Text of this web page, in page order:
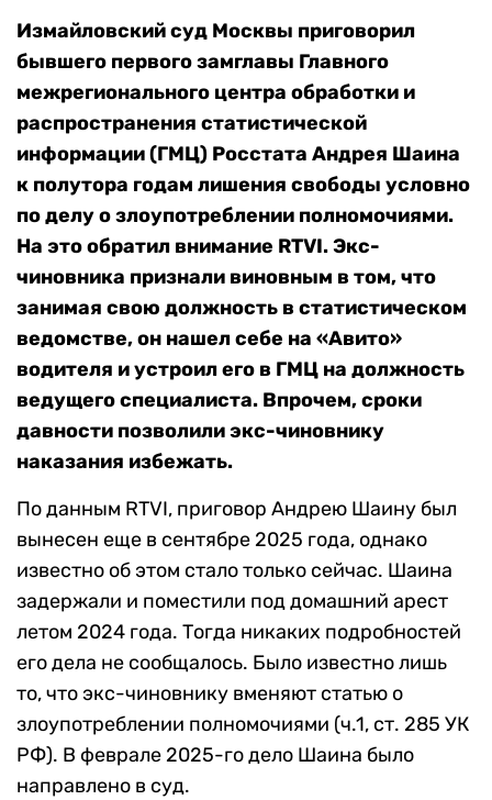
Измайловский суд Москвы приговорил
бывшего первого замглавы Главного
межрегионального центра обработки и
распространения статистической
информации (ГМЦ) Росстата Андрея Шаина
к полутора годам лишения свободы условно
по делу о злоупотреблении полномочиями.
На это обратил внимание RTVI. Экс-
чиновника признали виновным в том, что
занимая свою должность в статистическом
ведомстве, он нашел себе на «Авито»
водителя и устроил его в ГМЦ на должность
ведущего специалиста. Впрочем, сроки
давности позволили экс-чиновнику
наказания избежать.
По данным RTVI, приговор Андрею Шаину был
вынесен еще в сентябре 2025 года, однако
известно об этом стало только сейчас. Шаина
задержали и поместили под домашний арест
летом 2024 года. Тогда никаких подробностей
его дела не сообщалось. Было известно лишь
то, что экс-чиновнику вменяют статью о
злоупотреблении полномочиями (ч.1, ст. 285 УК
РФ). В феврале 2025-го дело Шаина было
направлено в суд.